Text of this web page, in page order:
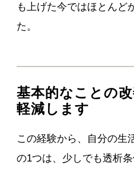
も上げた今ではほとんど
た。
基本的なことの
軽減します
この経験から、自分の生
の1つは、少しでも透析